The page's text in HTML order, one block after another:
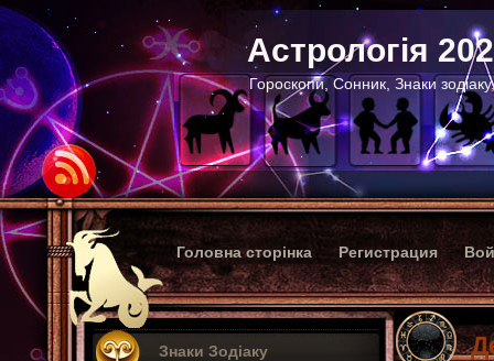
Астрологія
Гороскопи, Сонник, Знаки
Головна сторінка Регистрация
Знаки Зодіаку